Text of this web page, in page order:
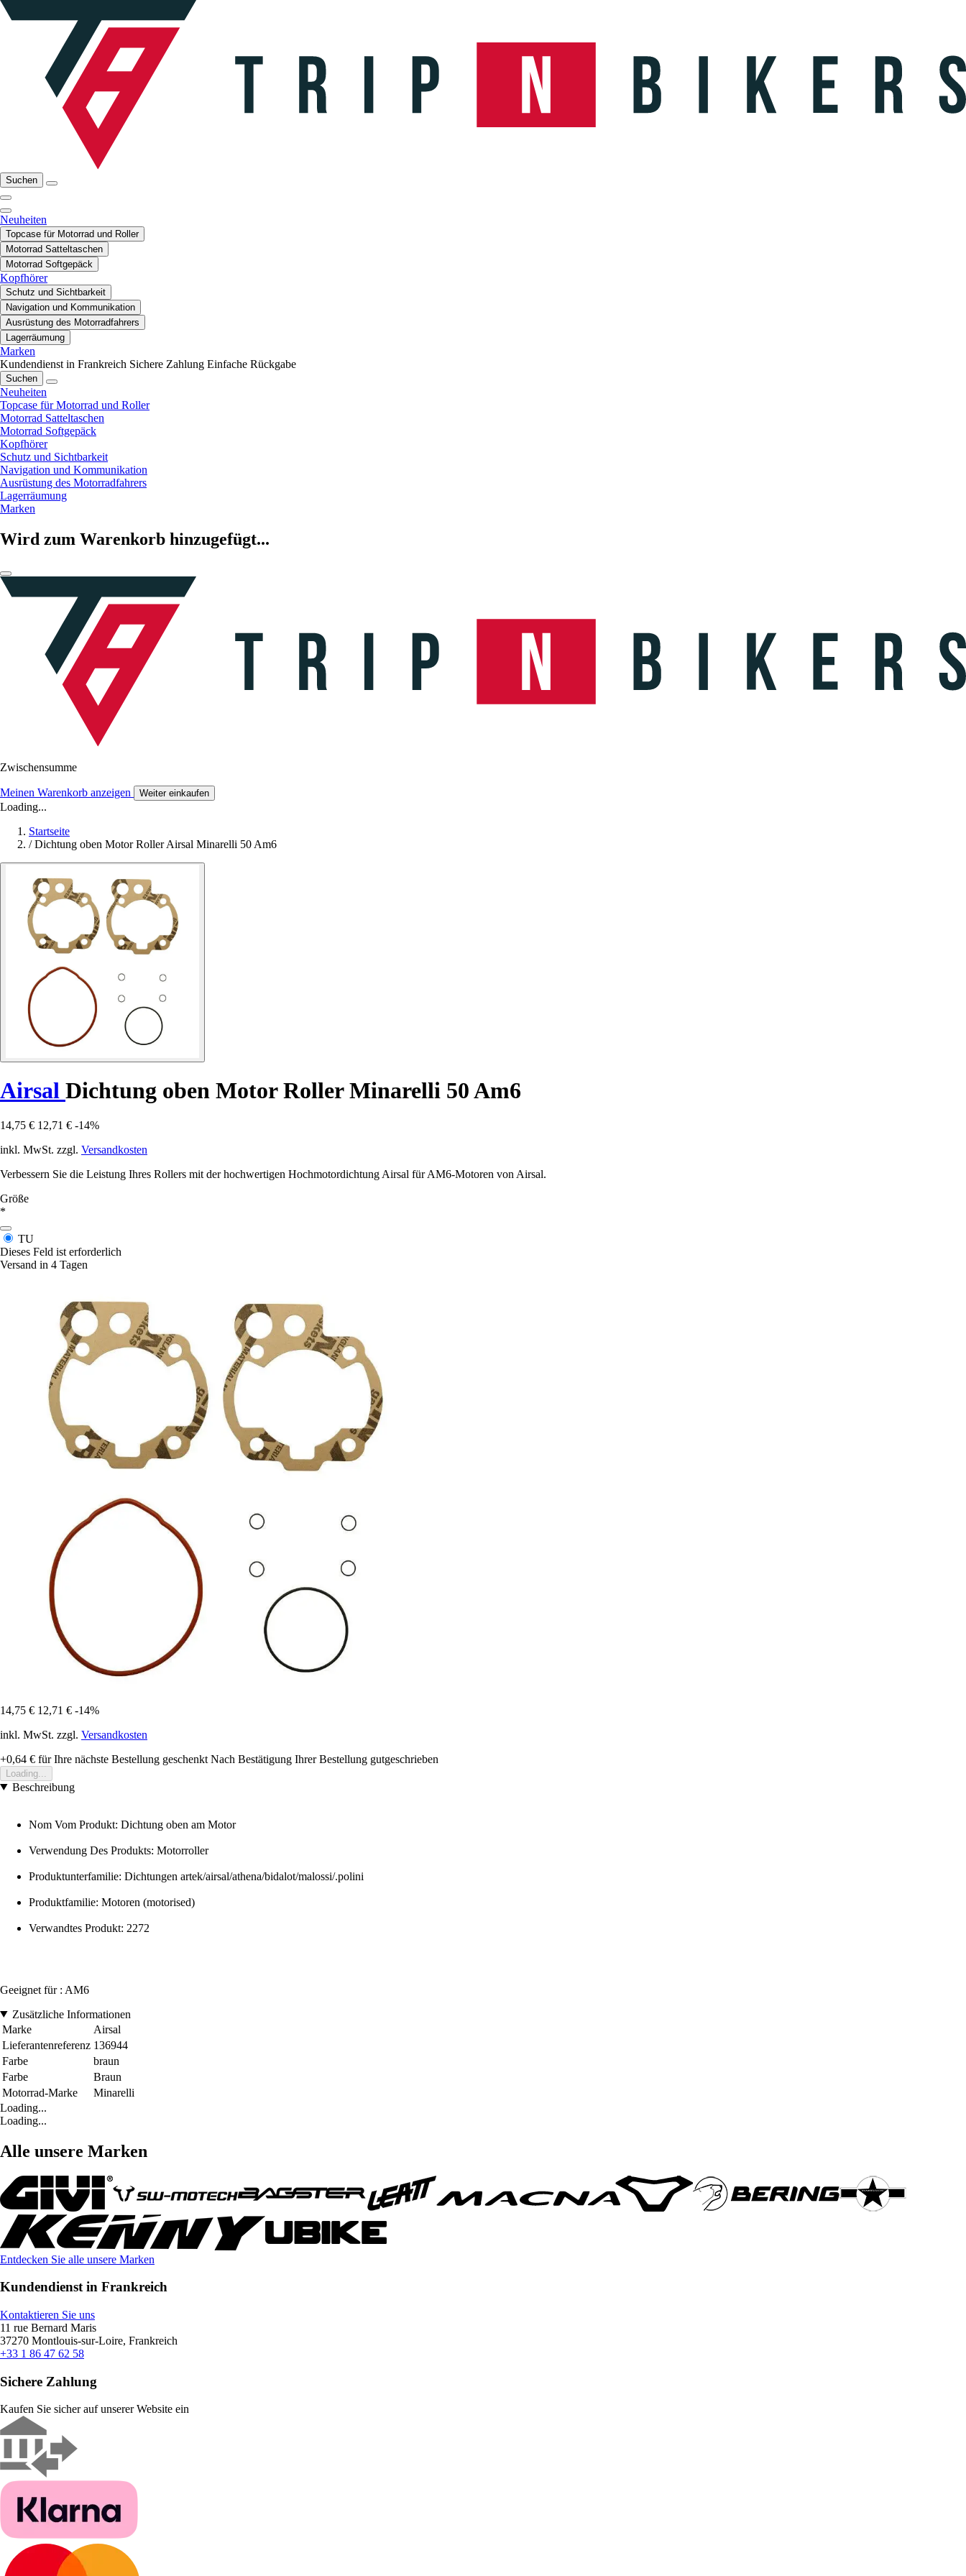
Suchen
Neuheiten
Topcase für Motorrad und Roller
Motorrad Satteltaschen
Motorrad Softgepäck
Kopfhörer
Schutz und Sichtbarkeit
Navigation und Kommunikation
Ausrüstung des Motorradfahrers
Lagerräumung
Marken
Kundendienst in Frankreich Sichere Zahlung Einfache Rückgabe
Suchen
Neuheiten
Topcase für Motorrad und Roller
Motorrad Satteltaschen
Motorrad Softgepäck
Kopfhörer
Schutz und Sichtbarkeit
Navigation und Kommunikation
Ausrüstung des Motorradfahrers
Lagerräumung
Marken
Wird zum Warenkorb hinzugefügt...
Zwischensumme
Meinen Warenkorb anzeigen Weiter einkaufen
Loading...
Startseite
/ Dichtung oben Motor Roller Airsal Minarelli 50 Am6
Airsal Dichtung oben Motor Roller Minarelli 50 Am6
14,75 € 12,71 € -14%
inkl. MwSt. zzgl. Versandkosten
Verbessern Sie die Leistung Ihres Rollers mit der hochwertigen Hochmotordichtung Airsal für AM6-Motoren von Airsal.
Größe
*
TU
Dieses Feld ist erforderlich
Versand in 4 Tagen
14,75 € 12,71 € -14%
inkl. MwSt. zzgl. Versandkosten
+0,64 € für Ihre nächste Bestellung geschenkt Nach Bestätigung Ihrer Bestellung gutgeschrieben
Loading...
Beschreibung
Nom Vom Produkt: Dichtung oben am Motor
Verwendung Des Produkts: Motorroller
Produktunterfamilie: Dichtungen artek/airsal/athena/bidalot/malossi/.polini
Produktfamilie: Motoren (motorised)
Verwandtes Produkt: 2272
Geeignet für : AM6
Zusätzliche Informationen
Marke
Airsal
Lieferantenreferenz 136944
Farbe
braun
Farbe
Braun
Motorrad-Marke
Minarelli
Loading...
Loading...
Alle unsere Marken
Entdecken Sie alle unsere Marken
Kundendienst in Frankreich
Kontaktieren Sie uns
11 rue Bernard Maris
37270 Montlouis-sur-Loire, Frankreich
+33 1 86 47 62 58
Sichere Zahlung
Kaufen Sie sicher auf unserer Website ein